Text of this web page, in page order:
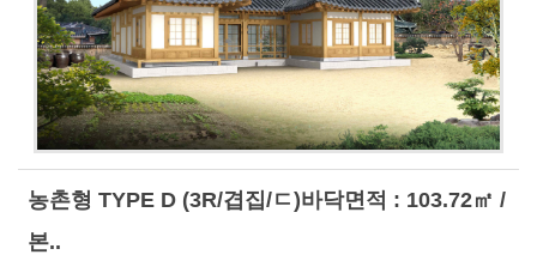
농촌형 TYPE D (3R/겹집/ㄷ)바닥면적 : 103.72㎡ /
본..